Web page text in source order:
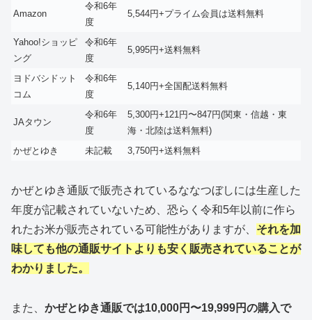
Amazon
令和6年
度
5,544円+プライム会員は送料無料
Yahoo!ショッピ
ング
令和6年
度
5,995円+送料無料
ヨドバシドット
コム
令和6年
度
5,140円+全国配送料無料
JAタウン
令和6年
度
5,300円+121円〜847円(関東・信越・東
海・北陸は送料無料)
かぜとゆき
未記載 3,750円+送料無料
かぜとゆき通販で販売されているななつぼしには生産した
年度が記載されていないため、恐らく令和5年以前に作ら
れたお米が販売されている可能性がありますが、 それを加
味しても他の通販サイトよりも安く販売されていることが
わかりました。
また、 かぜとゆき通販では10,000円〜19,999円の購入で